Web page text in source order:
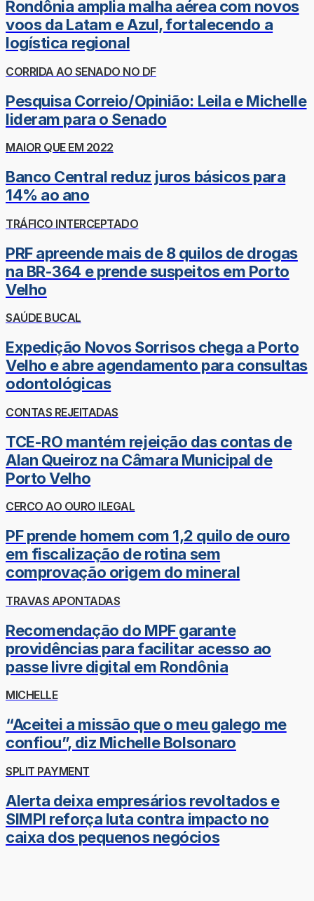
Rondônia amplia malha aérea com novos
voos da Latam e Azul, fortalecendo a
logística regional
CORRIDA AO SENADO NO DF
Pesquisa Correio/Opinião: Leila e Michelle
lideram para o Senado
MAIOR QUE EM 2022
Banco Central reduz juros básicos para
14% ao ano
TRÁFICO INTERCEPTADO
PRF apreende mais de 8 quilos de drogas
na BR-364 e prende suspeitos em Porto
Velho
SAÚDE BUCAL
Expedição Novos Sorrisos chega a Porto
Velho e abre agendamento para consultas
odontológicas
CONTAS REJEITADAS
TCE-RO mantém rejeição das contas de
Alan Queiroz na Câmara Municipal de
Porto Velho
CERCO AO OURO ILEGAL
PF prende homem com 1,2 quilo de ouro
em fiscalização de rotina sem
comprovação origem do mineral
TRAVAS APONTADAS
Recomendação do MPF garante
providências para facilitar acesso ao
passe livre digital em Rondônia
MICHELLE
“Aceitei a missão que o meu galego me
confiou”, diz Michelle Bolsonaro
SPLIT PAYMENT
Alerta deixa empresários revoltados e
SIMPI reforça luta contra impacto no
caixa dos pequenos negócios